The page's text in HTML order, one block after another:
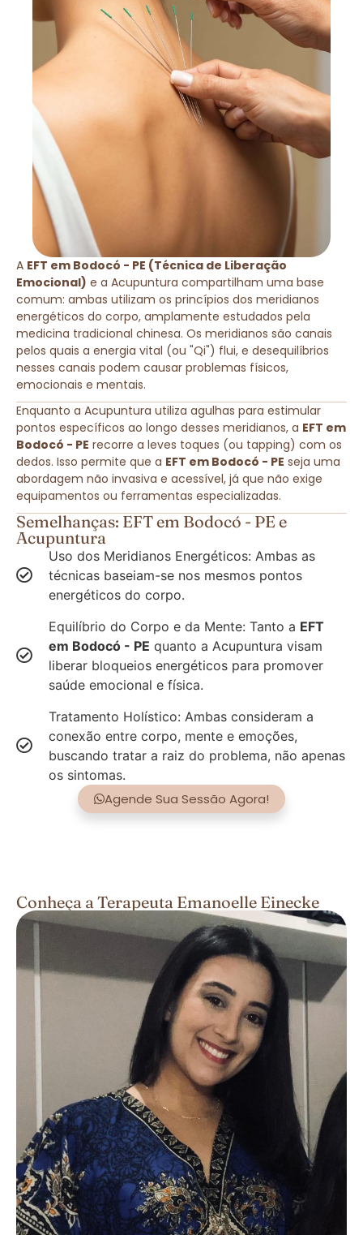
A EFT em Bodocó - PE (Técnica de Liberação
Emocional) e a Acupuntura compartilham uma base
comum: ambas utilizam os princípios dos meridianos
energéticos do corpo, amplamente estudados pela
medicina tradicional chinesa. Os meridianos são canais
pelos quais a energia vital (ou "Qi") flui, e desequilíbrios
nesses canais podem causar problemas físicos,
emocionais e mentais.
Enquanto a Acupuntura utiliza agulhas para estimular
pontos específicos ao longo desses meridianos, a EFT em
Bodocó - PE recorre a leves toques (ou tapping) com os
dedos. Isso permite que a EFT em Bodocó - PE seja uma
abordagem não invasiva e acessível, já que não exige
equipamentos ou ferramentas especializadas.
Semelhanças: EFT em Bodocó - PE e
Acupuntura
Uso dos Meridianos Energéticos: Ambas as
técnicas baseiam-se nos mesmos pontos
energéticos do corpo.
Equilíbrio do Corpo e da Mente: Tanto a EFT
em Bodocó - PE quanto a Acupuntura visam
liberar bloqueios energéticos para promover
saúde emocional e física.
Tratamento Holístico: Ambas consideram a
conexão entre corpo, mente e emoções,
buscando tratar a raiz do problema, não apenas
os sintomas.
Agende Sua Sessão Agora!
Conheça a Terapeuta Emanoelle Einecke